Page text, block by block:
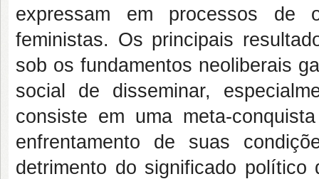
expressam em processos de
feministas. Os principais
sob os fundamentos neoliberais
social de disseminar,
consiste em uma meta-
enfrentamento de suas
detrimento do significado